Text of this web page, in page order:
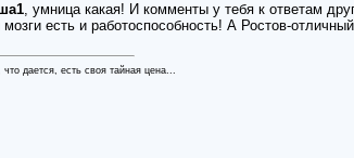
, умница какая! И комменты у тебя к ответам
мозги есть и работоспособность! А Ростов-
что дается, есть своя тайная цена...